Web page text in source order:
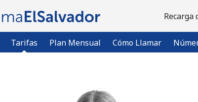
Recarga
Tarifas Plan Mensual Cómo Llamar